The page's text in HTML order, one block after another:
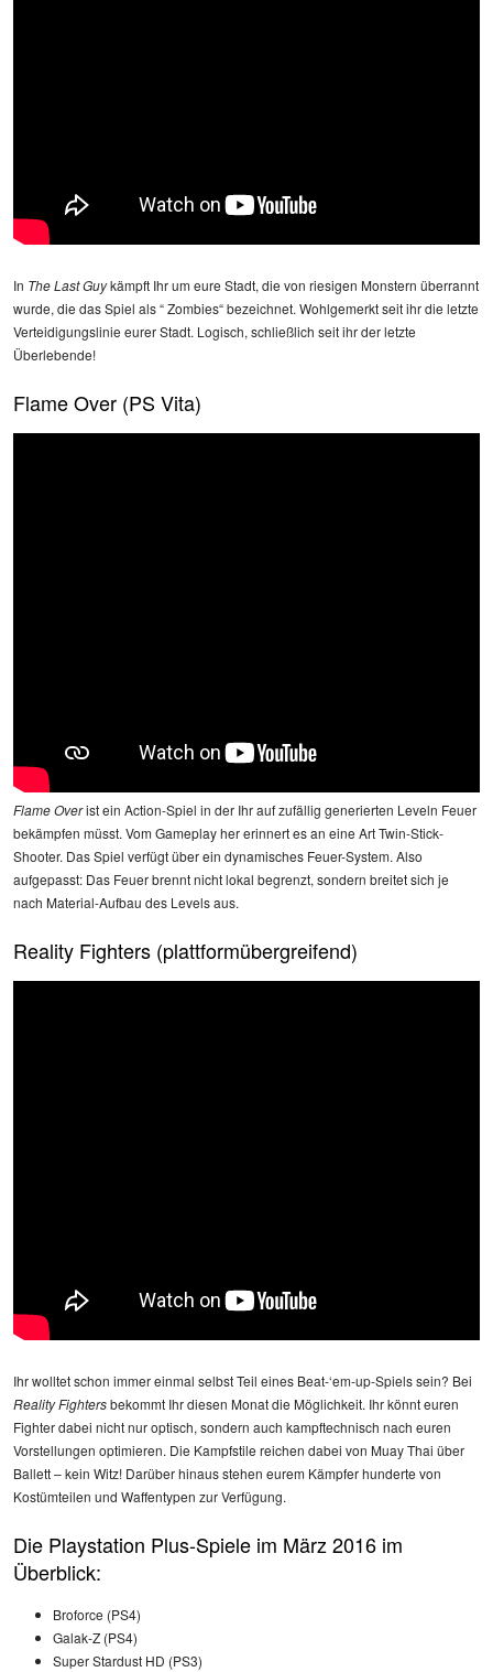
In The Last Guykämpft Ihr um eure Stadt, die von riesigen Monstern überrannt
wurde, die das Spiel als “ Zombies“ bezeichnet. Wohlgemerkt seit ihr die letzte
Verteidigungslinie eurer Stadt. Logisch, schließlich seit ihr der letzte
Überlebende!
Flame Over (PS Vita)
Flame Overist ein Action-Spiel in der Ihr auf zufällig generierten Leveln Feuer
bekämpfen müsst. Vom Gameplay her erinnert es an eine Art Twin-Stick-
Shooter. Das Spiel verfügt über ein dynamisches Feuer-System. Also
aufgepasst: Das Feuer brennt nicht lokal begrenzt, sondern breitet sich je
nach Material-Aufbau des Levels aus.
Reality Fighters (plattformübergreifend)
Ihr wolltet schon immer einmal selbst Teil eines Beat-‘em-up-Spiels sein? Bei
Reality Fightersbekommt Ihr diesen Monat die Möglichkeit. Ihr könnt euren
Fighter dabei nicht nur optisch, sondern auch kampftechnisch nach euren
Vorstellungen optimieren. Die Kampfstile reichen dabei von Muay Thai über
Ballett – kein Witz! Darüber hinaus stehen eurem Kämpfer hunderte von
Kostümteilen und Waffentypen zur Verfügung.
Die Playstation Plus-Spiele im März 2016 im
Überblick:
Broforce (PS4)
Galak-Z (PS4)
Super Stardust HD (PS3)